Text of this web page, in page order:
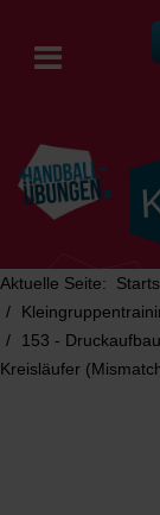
Aktuelle Seite:
153 -
Kreisläufer